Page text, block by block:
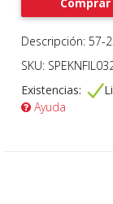
Descripción: 57-
SKU:
Existencias:
Ayuda